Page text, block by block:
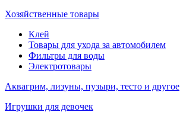
Хозяйственные товары
Клей
Товары для ухода за автомобилем
Фильтры для воды
Электротовары
Аквагрим, лизуны, пузыри, тесто и другое
Игрушки для девочек